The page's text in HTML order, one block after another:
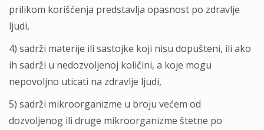
prilikom korišćenja predstavlјa opasnost po zdravlјe
lјudi,
4) sadrži materije ili sastojke koji nisu dopušteni, ili ako
ih sadrži u nedozvolјenoj količini, a koje mogu
nepovolјno uticati na zdravlјe lјudi,
5) sadrži mikroorganizme u broju većem od
dozvolјenog ili druge mikroorganizme štetne po